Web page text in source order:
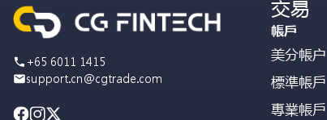
+65 6011 1415
support.cn@cgtrade.com
交易
帳戶
美分帳户
標準帳戶
專業帳戶